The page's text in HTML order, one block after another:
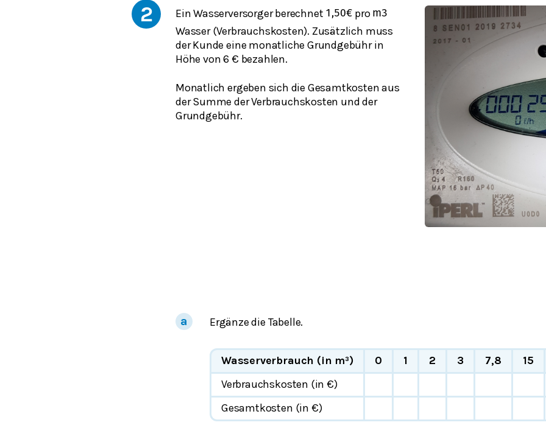
2 Ein Wasserversorger berechnet 1,50€ pro m3
Wasser (Verbrauchskosten). Zusätzlich muss
der Kunde eine monatliche Grundgebühr in
Höhe von 6 € bezahlen.
Monatlich ergeben sich die Gesamtkosten aus
der Summe der Verbrauchskosten und der
Grundgebühr.
Ergänze die Tabelle.
Wasserverbrauch (in m³) 0 1 2 3 7,8
15
Verbrauchskosten (in €)
Gesamtkosten (in €)